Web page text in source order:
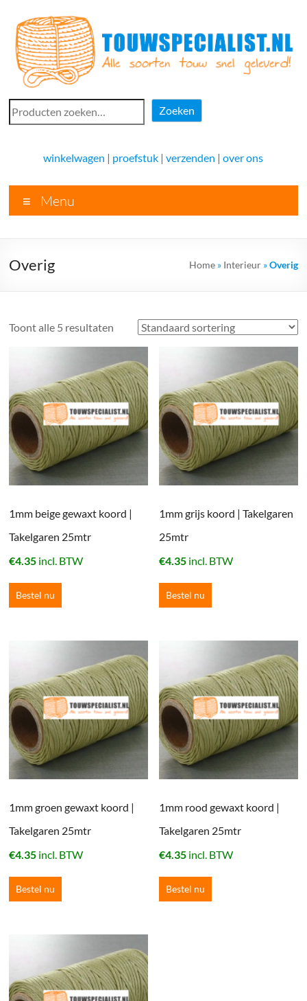
naar
inhoud
Touwspecialist.nl
voor
vele
soorten
goed
Zoeken
Zoeken
winkelwagen | proefstuk |verzenden |over ons
Menu
Overig Home» Interieur»Overig
Toont alle 5 resultaten
1mm beige gewaxt koord |
Takelgaren 25mtr
€4.35 incl. BTW
Bestel nu
1mm grijs koord | Takelgaren
25mtr
€4.35 incl. BTW
Bestel nu
1mm groen gewaxt koord |
Takelgaren 25mtr
€4.35 incl. BTW
Bestel nu
1mm rood gewaxt koord |
Takelgaren 25mtr
€4.35 incl. BTW
Bestel nu